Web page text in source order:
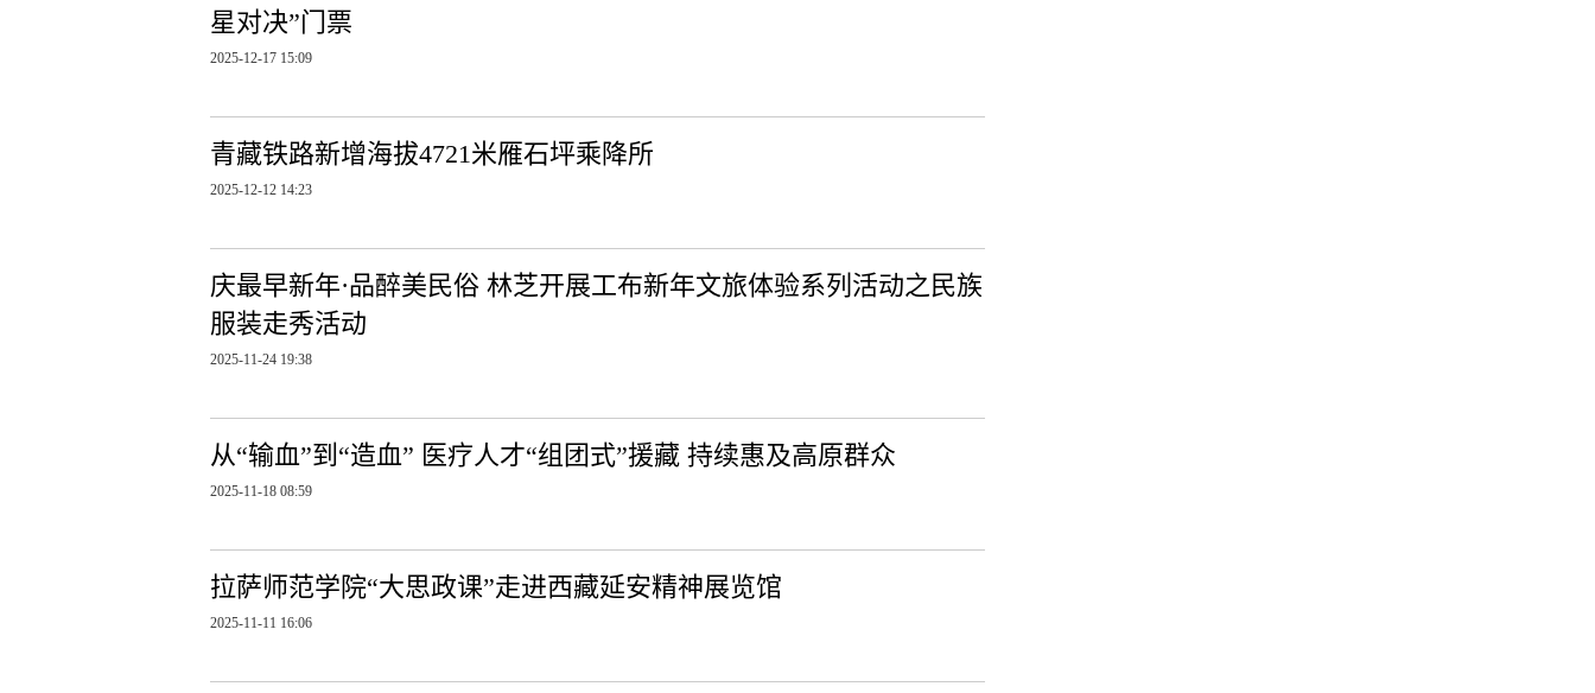
星对决”门票
2025-12-17 15:09
青藏铁路新增海拔4721米雁石坪乘降所
2025-12-12 14:23
庆最早新年·品醉美民俗 林芝开展工布新年文旅体验系列活动之民族
服装走秀活动
2025-11-24 19:38
从“输血”到“造血” 医疗人才“组团式”援藏 持续惠及高原群众
2025-11-18 08:59
拉萨师范学院“大思政课”走进西藏延安精神展览馆
2025-11-11 16:06